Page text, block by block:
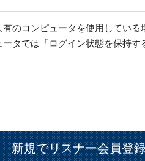
のコンピュータを使用してい
タでは「ログイン状態を保持
新規でリスナー会員登